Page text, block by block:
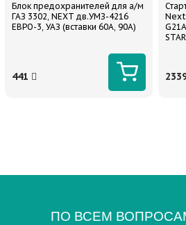
Блок предохранителей для а/м
ГАЗ 3302, NEXT дв.УМЗ-4216
ЕВРО-3, УАЗ (вставки 60А, 90А)
441
Next
ПО ВСЕМ